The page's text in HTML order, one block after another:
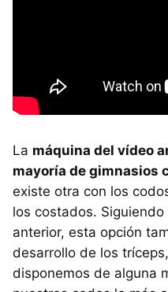
La máquina del vídeo
mayoría de gimnasios
existe otra con los
los costados.
anterior, esta opción
desarrollo de los
disponemos de alguna